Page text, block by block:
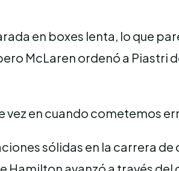
en boxes lenta, lo que
McLaren ordenó a Piastri
en cuando cometemos
sólidas en la carrera